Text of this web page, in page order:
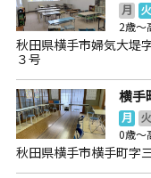
月 火
2歳～
秋田県横手市婦気大堤
３号
横手
月 火
0歳～
秋田県横手市横手町字